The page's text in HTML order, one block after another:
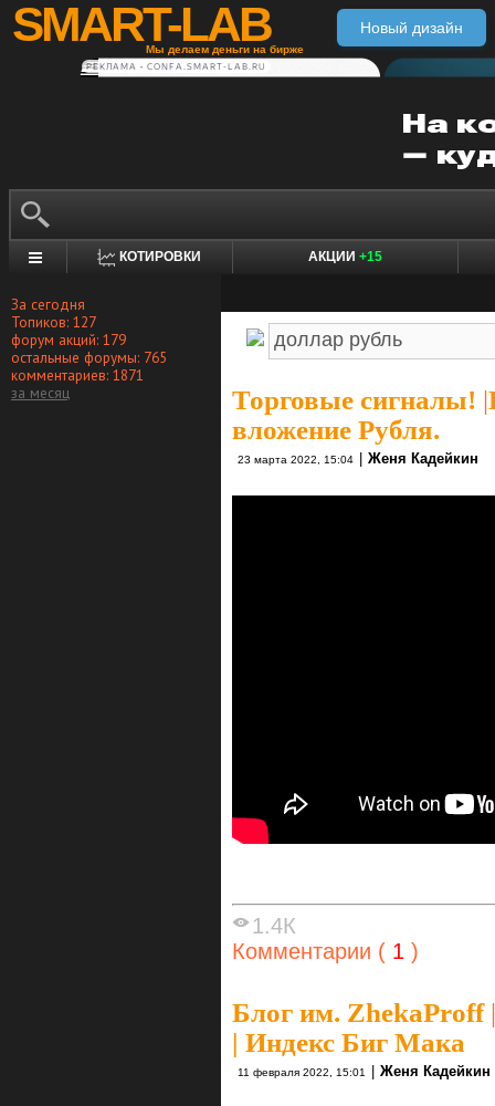
SMART-LAB
Мы делаем деньги на бирже
Новый дизайн
РЕКЛАМА • CONFA.SMART-LAB.RU
КОТИРОВКИ АКЦИИ +15
За сегодня
Топиков: 127
форум акций: 179
остальные форумы: 765
комментариев: 1871
за месяц
Торговые сигналы! |
вложение Рубля.
23 марта 2022, 15:04 Женя Кадейкин
1.4К
Комментарии ( 1 )
Блог им. ZhekaProff|
| Индекс Биг Мака
11 февраля 2022, 15:01 | Женя Кадейкин